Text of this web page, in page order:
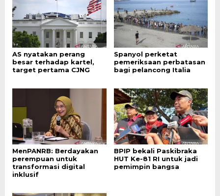
AS nyatakan perang
besar terhadap kartel,
target pertama CJNG
Spanyol perketat
pemeriksaan perbatasan
bagi pelancong Italia
MenPANRB: Berdayakan
perempuan untuk
transformasi digital
inklusif
BPIP bekali Paskibraka
HUT Ke-81 RI untuk jadi
pemimpin bangsa